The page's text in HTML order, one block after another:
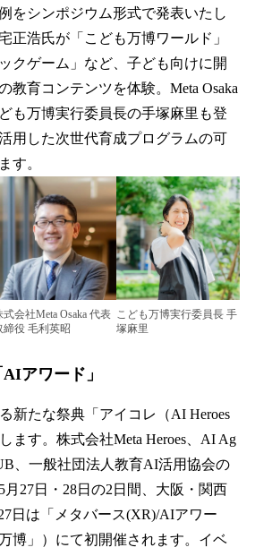
をシンポジウム形式で発表いたし
正浩氏が「こども万博ワールド」
クゲーム」など、子ども向けに開
教育コンテンツを体験。Meta Osaka
も万博実行委員長の手塚麻里も登
用した次世代育成プログラムの可
す。
式会社Meta Osaka 代表
締役 毛利英昭
こども万博実行委員長 手
塚麻里
アワード」
新たな祭典「アイコレ（AI Heroes
ます。株式会社Meta Heroes、AI Ag
、一般社団法人教育AI活用協会の
月27日・28日の2日間、大阪・関西
日は「メタバース(XR)/AIアワー
博」）にて初開催されます。イベ